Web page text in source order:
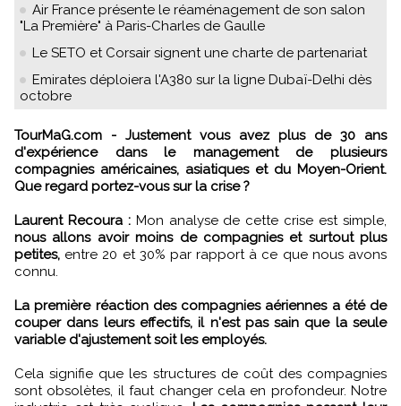
Air France présente le réaménagement de son salon
"La Première" à Paris-Charles de Gaulle
Le SETO et Corsair signent une charte de partenariat
Emirates déploiera l'A380 sur la ligne Dubaï-Delhi dès
octobre
TourMaG.com - Justement vous avez plus de 30 ans
d'expérience dans le management de plusieurs
compagnies américaines, asiatiques et du Moyen-Orient.
Que regard portez-vous sur la crise ?
Laurent Recoura :Mon analyse de cette crise est simple,
nous allons avoir moins de compagnies et surtout plus
petites, entre 20 et 30% par rapport à ce que nous avons
connu.
La première réaction des compagnies aériennes a été de
couper dans leurs effectifs, il n'est pas sain que la seule
variable d'ajustement soit les employés.
Cela signifie que les structures de coût des compagnies
sont obsolètes, il faut changer cela en profondeur. Notre